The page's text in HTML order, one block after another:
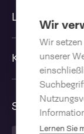
Wir
Wir
unserer
Lernen Sie
Lösungen
Kontakt
Sprache